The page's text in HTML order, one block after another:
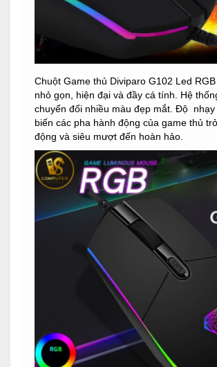
Chuột Game thủ Diviparo G102 Led
nhỏ gọn, hiện đại và đầy cá tính. Hệ
chuyển đổi nhiều màu đẹp mắt. Độ nhạy
biến các pha hành động của game thủ
động và siêu mượt đến hoàn hảo.